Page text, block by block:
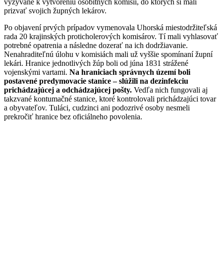
vyzývané k vytvoreniu osobitných komisií, do ktorých si mali
prizvať svojich župných lekárov.
Po objavení prvých prípadov vymenovala Uhorská miestodržiteľská
rada 20 krajinských proticholerových komisárov. Tí mali vyhlasovať
potrebné opatrenia a následne dozerať na ich dodržiavanie.
Nenahraditeľnú úlohu v komisiách mali už vyššie spomínaní župní
lekári. Hranice jednotlivých žúp boli od júna 1831 strážené
vojenskými vartami. Na hraniciach správnych území boli
postavené predymovacie stanice – slúžili na dezinfekciu
prichádzajúcej a odchádzajúcej pošty. Vedľa nich fungovali aj
takzvané kontumačné stanice, ktoré kontrolovali prichádzajúci tovar
a obyvateľov. Tuláci, cudzinci ani podozrivé osoby nesmeli
prekročiť hranice bez oficiálneho povolenia.